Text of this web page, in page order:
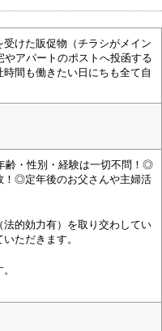
けた販促物（チラシがメイン
アパートのポストへ投函する
間も働きたい日にちも全て自
・性別・経験は一切不問！◎
！◎定年後のお父さんや主婦活
的効力有）を取り交わしてい
ただきます。